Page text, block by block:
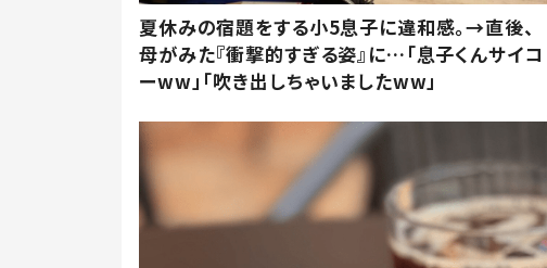
夏休みの宿題をする小5息子に違和感。→直後、
母がみた『衝撃的すぎる姿』に…「息子くんサイコ
ーww」「吹き出しちゃいましたww」